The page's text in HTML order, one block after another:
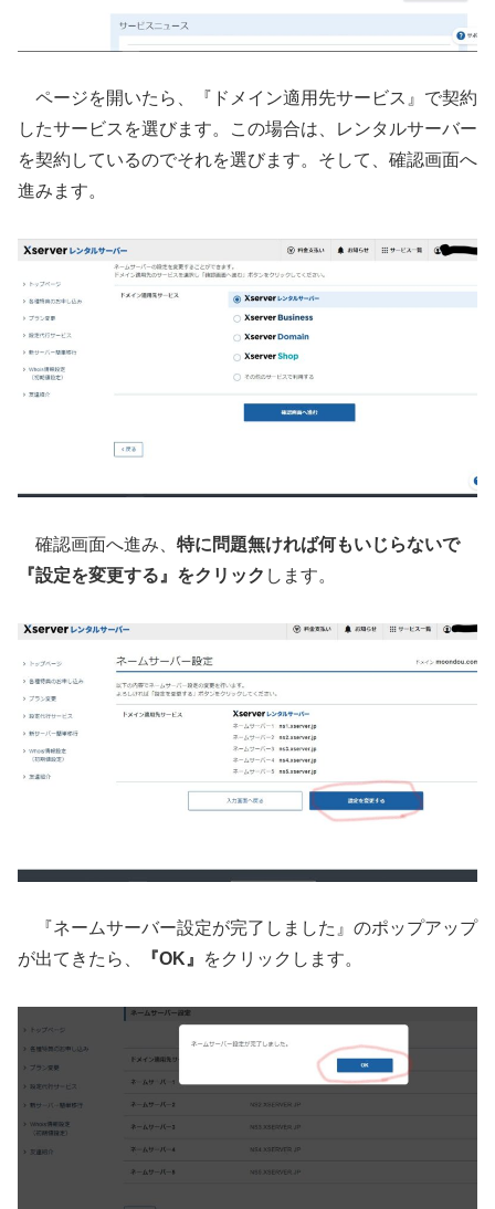
ページを開いたら、『ドメイン適用先サービス』で契約
したサービスを選びます。この場合は、レンタルサーバー
を契約しているのでそれを選びます。そして、確認画面へ
進みます。
確認画面へ進み、 特に問題無ければ何もいじらないで
『設定を変更する』をクリック します。
『ネームサーバー設定が完了しました』のポップアップ
が出てきたら、
『OK』 をクリックします。